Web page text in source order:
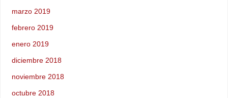
marzo 2019
febrero 2019
enero 2019
diciembre 2018
noviembre 2018
octubre 2018